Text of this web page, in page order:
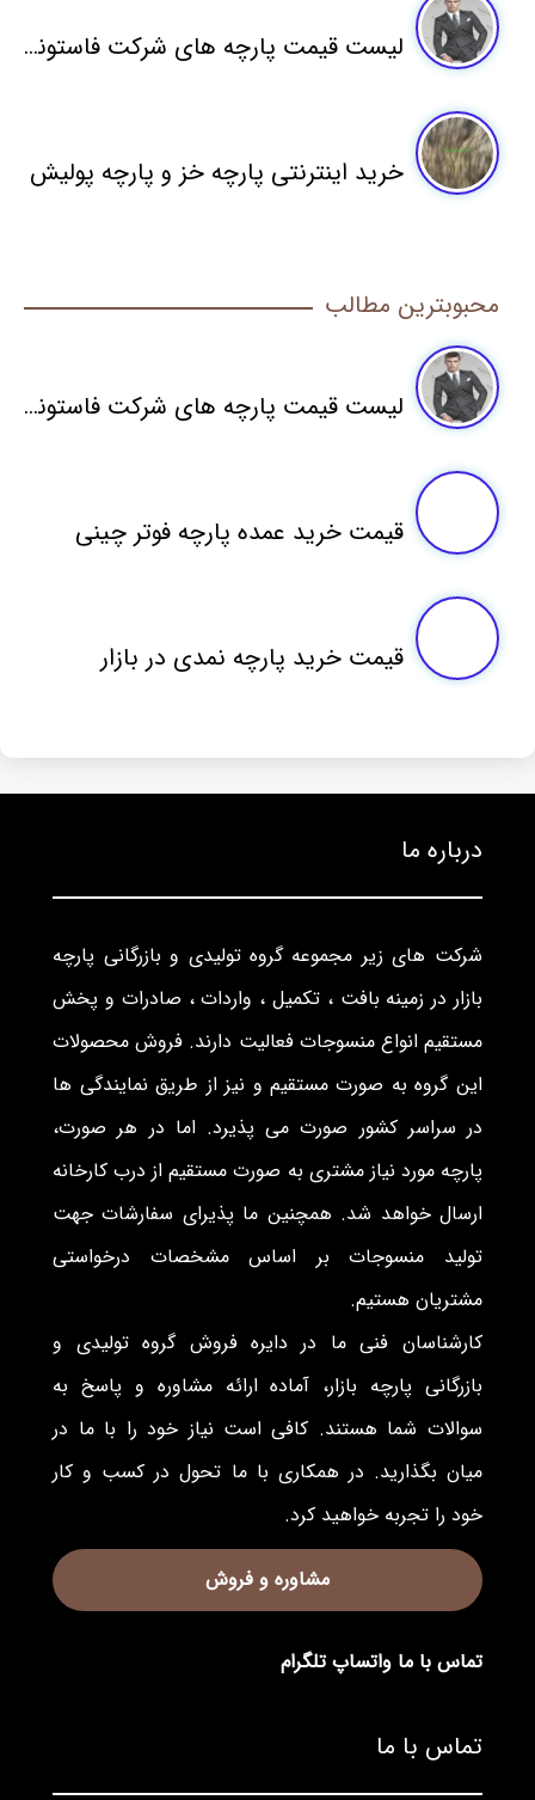
لیست قیمت پارچه های شرکت فاستونی مطهری
خرید اینترنتی پارچه خز و پارچه پولیش
محبوبترین مطالب
لیست قیمت پارچه های شرکت فاستونی مطهری
قیمت خرید عمده پارچه فوتر چینی
قیمت خرید پارچه نمدی در بازار
درباره ما
شرکت های زیر مجموعه گروه تولیدی و بازرگانی پارچه
بازار در زمینه بافت ، تکمیل ، واردات ، صادرات و پخش
مستقیم انواع منسوجات فعالیت دارند. فروش محصولات
این گروه به صورت مستقیم و نیز از طریق نمایندگی ها
در سراسر کشور صورت می پذیرد. اما در هر صورت،
پارچه مورد نیاز مشتری به صورت مستقیم از درب کارخانه
ارسال خواهد شد. همچنین ما پذیرای سفارشات جهت
تولید منسوجات بر اساس مشخصات درخواستی
مشتریان هستیم.
کارشناسان فنی ما در دایره فروش گروه تولیدی و
بازرگانی پارچه بازار، آماده ارائه مشاوره و پاسخ به
سوالات شما هستند. کافی است نیاز خود را با ما در
میان بگذارید. در همکاری با ما تحول در کسب و کار
خود را تجربه خواهید کرد.
مشاوره و فروش
تماس با ما واتساپ تلگرام
تماس با ما